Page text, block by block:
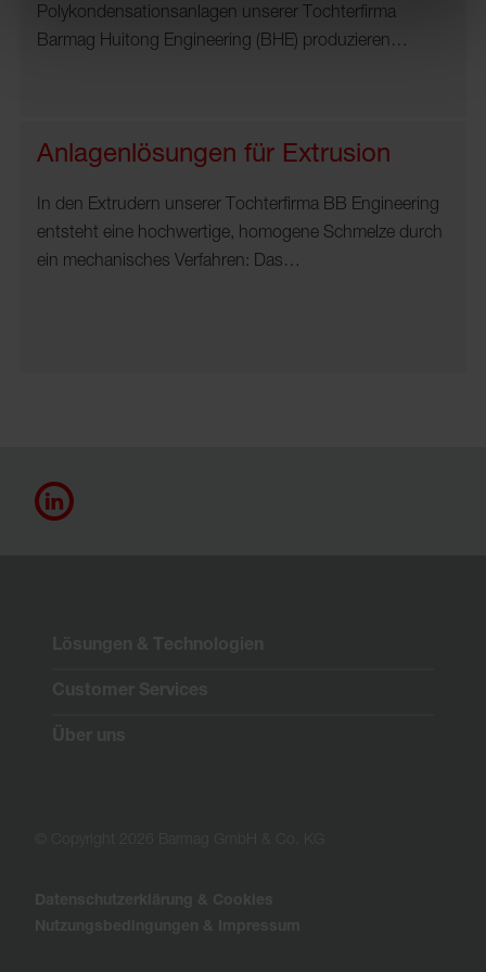
Polykondensationsanlagen unserer Tochterfirma
Barmag Huitong Engineering (BHE) produzieren…
Anlagenlösungen für Extrusion
In den Extrudern unserer Tochterfirma BB Engineering
entsteht eine hochwertige, homogene Schmelze durch
ein mechanisches Verfahren: Das…